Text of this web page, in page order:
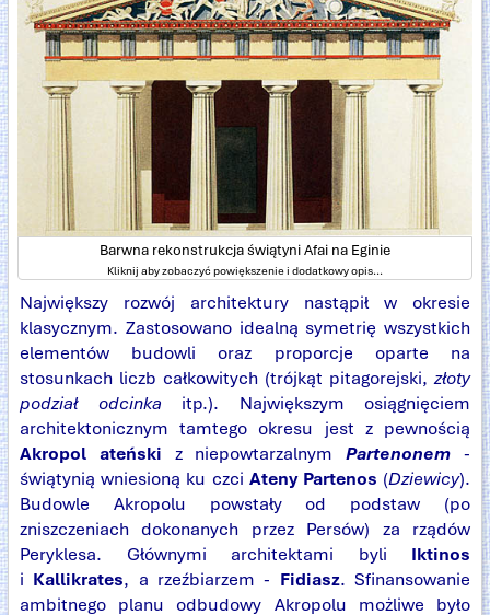
Barwna rekonstrukcja świątyni Afai na Eginie
Kliknij aby zobaczyć powiększenie i dodatkowy opis...
Największy rozwój architektury nastąpił w okresie
klasycznym. Zastosowano idealną symetrię wszystkich
elementów budowli oraz proporcje oparte na
stosunkach liczb całkowitych (trójkąt pitagorejski,złoty
podział odcinka itp.). Największym osiągnięciem
architektonicznym tamtego okresu jest z pewnością
Akropol ateński z niepowtarzalnymPartenonem -
świątynią wniesioną ku czci Ateny Partenos (Dziewicy).
Budowle Akropolu powstały od podstaw (po
zniszczeniach dokonanych przez Persów) za rządów
Peryklesa. Głównymi architektami byli Iktinos
i Kallikrates, a rzeźbiarzem - Fidiasz. Sfinansowanie
ambitnego planu odbudowy Akropolu możliwe było